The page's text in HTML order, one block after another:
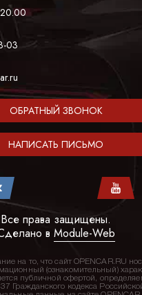
03
ОБРАТНЫЙ ЗВОНОК
НАПИСАТЬ ПИСЬМО
Все права защищены.
в Module-Web
на то, что сайт OPENCAR.RU
(ознакомительный)
публичной офертой,
Гражданского кодекса